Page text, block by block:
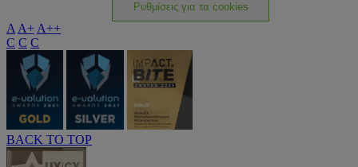
Ρυθμίσεις για τα cookies
A A+ A++
C C C
BACK TO TOP